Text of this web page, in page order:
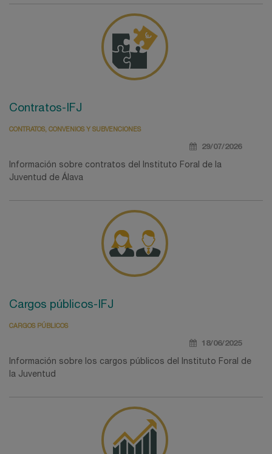
Contratos-IFJ
CONTRATOS, CONVENIOS Y SUBVENCIONES
29/07/2026
Información sobre contratos del Instituto Foral de la
Juventud de Álava
Cargos públicos-IFJ
CARGOS PÚBLICOS
18/06/2025
Información sobre los cargos públicos del Instituto Foral de
la Juventud